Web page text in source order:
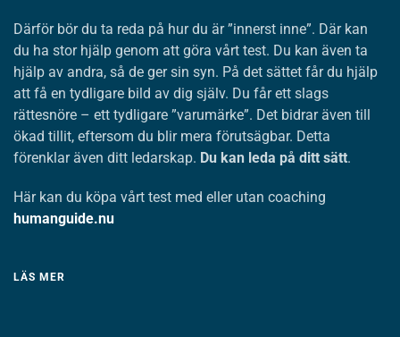
Därför bör du ta reda på hur du är ”innerst inne”. Där kan
du ha stor hjälp genom att göra vårt test. Du kan även ta
hjälp av andra, så de ger sin syn. På det sättet får du hjälp
att få en tydligare bild av dig själv. Du får ett slags
rättesnöre – ett tydligare ”varumärke”. Det bidrar även till
ökad tillit, eftersom du blir mera förutsägbar. Detta
förenklar även ditt ledarskap. Du kan leda på ditt sätt.
Här kan du köpa vårt test med eller utan coaching
humanguide.nu
LÄS MER